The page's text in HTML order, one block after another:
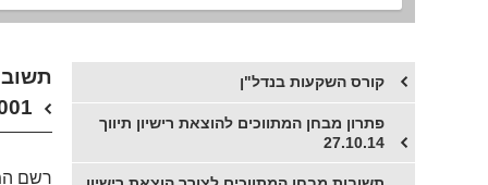
רשם
קורס השקעות בנדל"ן
פתרון מבחן המתווכים להוצאת רישיון תיווך
27.10.14